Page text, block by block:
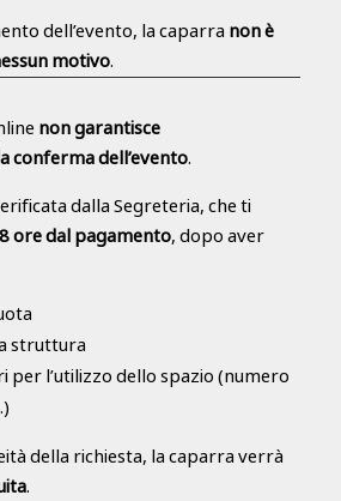
dell’evento, la caparra non è
motivo.
non garantisce
conferma dell’evento.
dalla Segreteria, che ti
ore dal pagamento, dopo aver
struttura
per l’utilizzo dello spazio (numero
della richiesta, la caparra verrà
.